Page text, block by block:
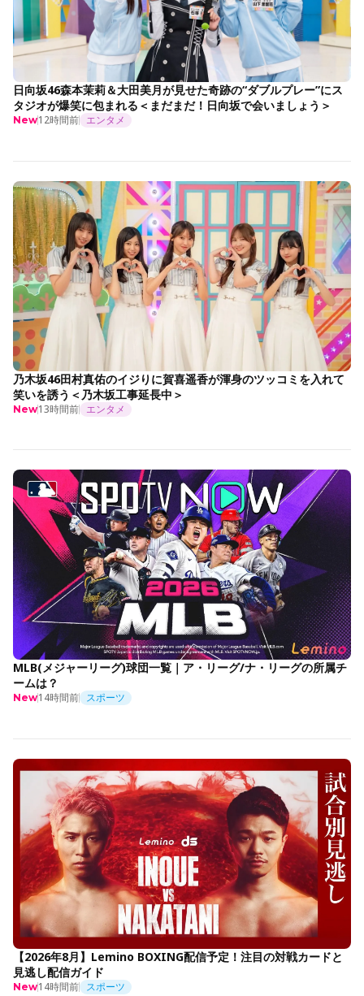
日向坂46森本茉莉＆大田美月が見せた奇跡の“ダブルプレー”にス
タジオが爆笑に包まれる＜まだまだ！日向坂で会いましょう＞
New12時間前 エンタメ
乃木坂46田村真佑のイジりに賀喜遥香が渾身のツッコミを入れて
笑いを誘う＜乃木坂工事延長中＞
New13時間前 エンタメ
MLB(メジャーリーグ)球団一覧｜ア・リーグ/ナ・リーグの所属チ
ームは？
New14時間前 スポーツ
【2026年8月】Lemino BOXING配信予定！注目の対戦カードと
見逃し配信ガイド
New14時間前 スポーツ